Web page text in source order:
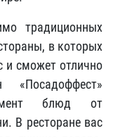
традиционных
в которых
и сможет отлично
блюд от
В ресторане вас